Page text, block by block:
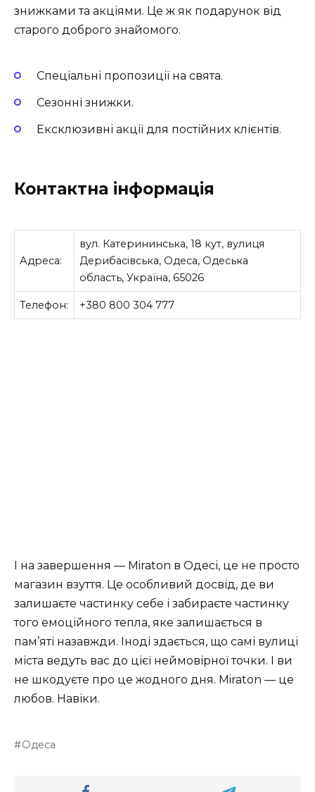
знижками та акціями. Це ж як подарунок від
старого доброго знайомого.
Спеціальні пропозиції на свята.
Сезонні знижки.
Ексклюзивні акції для постійних клієнтів.
Контактна інформація
Адреса:
вул. Катерининська, 18 кут, вулиця
Дерибасівська, Одеса, Одеська
область, Україна, 65026
Телефон: +380 800 304 777
І на завершення — Miraton в Одесі, це не просто
магазин взуття. Це особливий досвід, де ви
залишаєте частинку себе і забираєте частинку
того емоційного тепла, яке залишається в
пам’яті назавжди. Іноді здається, що самі вулиці
міста ведуть вас до цієї неймовірної точки. І ви
не шкодуєте про це жодного дня. Miraton — це
любов. Навіки.
Одеса